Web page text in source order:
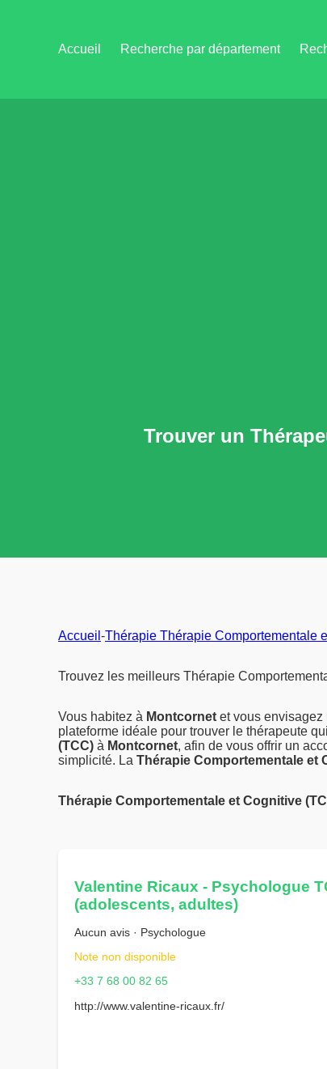
Accueil Recherche par département
Trouver un
Accueil -Thérapie Thérapie Comportementale
Trouvez les meilleurs Thérapie
Vous habitez à Montcornet et vous envisagez
plateforme idéale pour trouver le thérapeute
(TCC) à Montcornet, afin de vous offrir un
simplicité. La Thérapie Comportementale et
Thérapie Comportementale et Cognitive
Valentine Ricaux - Psychologue
(adolescents, adultes)
Aucun avis · Psychologue
Note non disponible
+33 7 68 00 82 65
http://www.valentine-ricaux.fr/